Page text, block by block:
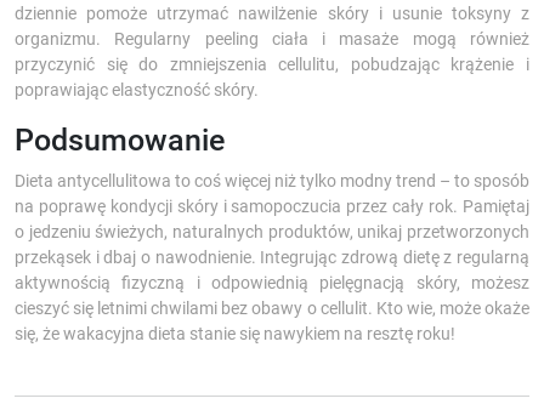
dziennie pomoże utrzymać nawilżenie skóry i usunie toksyny z
organizmu. Regularny peeling ciała i masaże mogą również
przyczynić się do zmniejszenia cellulitu, pobudzając krążenie i
poprawiając elastyczność skóry.
Podsumowanie
Dieta antycellulitowa to coś więcej niż tylko modny trend – to sposób
na poprawę kondycji skóry i samopoczucia przez cały rok. Pamiętaj
o jedzeniu świeżych, naturalnych produktów, unikaj przetworzonych
przekąsek i dbaj o nawodnienie. Integrując zdrową dietę z regularną
aktywnością fizyczną i odpowiednią pielęgnacją skóry, możesz
cieszyć się letnimi chwilami bez obawy o cellulit. Kto wie, może okaże
się, że wakacyjna dieta stanie się nawykiem na resztę roku!